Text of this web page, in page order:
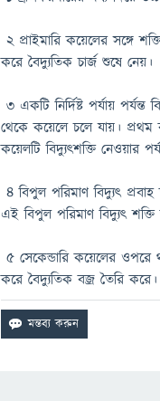
২ প্রাইমারি কয়েলের সঙ্গে
করে বৈদ্যুতিক চার্জ শুষে নেয়।
৩ একটি নির্দিষ্ট পর্যায়
থেকে কয়েলে চলে যায়। প্রথম
কয়েলটি বিদ্যুৎশক্তি নেওয়ার
৪ বিপুল পরিমাণ বিদ্যুৎ
এই বিপুল পরিমাণ বিদ্যুৎ
৫ সেকেন্ডারি কয়েলের
করে বৈদ্যুতিক বজ্র তৈরি করে।